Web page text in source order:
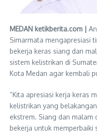
MEDAN ketikberita.com |
Simarmata mengapresiasi
bekerja keras siang dan
sistem kelistrikan di
Kota Medan agar kembali
“Kita apresiasi kerja keras
kelistrikan yang
ekstrem. Siang dan malam
bekerja untuk memperbaiki